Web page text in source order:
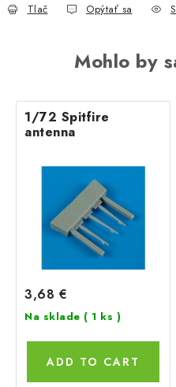
Tlač Opýtať sa
Mohlo by
1/72 Spitfire
antenna
3,68 €
Na sklade ( 1 ks )
ADD TO CART